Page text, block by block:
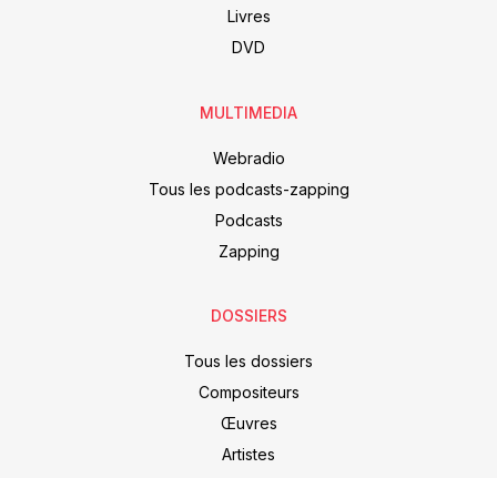
Livres
DVD
MULTIMEDIA
Webradio
Tous les podcasts-zapping
Podcasts
Zapping
DOSSIERS
Tous les dossiers
Compositeurs
Œuvres
Artistes